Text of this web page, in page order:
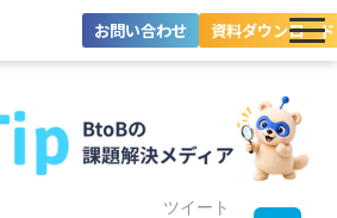
お問い合わせ 資料ダウンロード
ツール・機能一覧
ツイート